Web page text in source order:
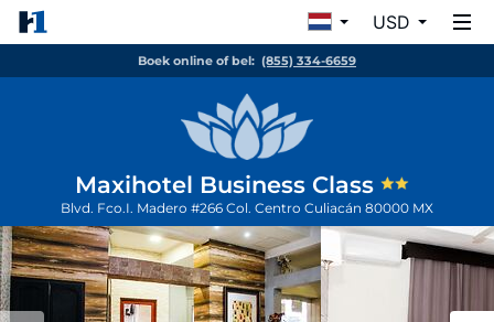
USD
Boek online of bel: (855) 334-6659
Maxihotel Business Class
Blvd. Fco.I. Madero #266 Col. Centro Culiacán 80000 MX